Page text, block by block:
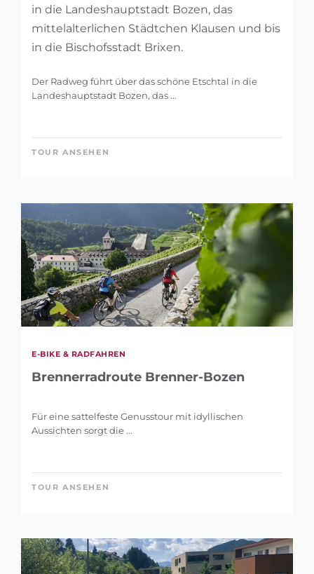
in die Landeshauptstadt Bozen, das
mittelalterlichen Städtchen Klausen und bis
in die Bischofsstadt Brixen.
Der Radweg führt über das schöne Etschtal in die
Landeshauptstadt Bozen, das ...
TOUR ANSEHEN
E-BIKE & RADFAHREN
Brennerradroute Brenner-Bozen
Für eine sattelfeste Genusstour mit idyllischen
Aussichten sorgt die ...
TOUR ANSEHEN